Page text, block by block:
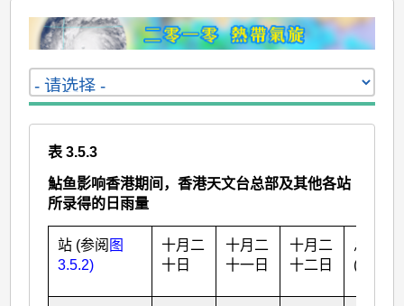
表 3.5.3
鮎鱼影响香港期间，香港天文台总部及其他各站
所录得的日雨量
站 (参阅 图
3.5.2)
十月二
十日
十月二
十一日
十月二
十二日
总雨量
(毫米)